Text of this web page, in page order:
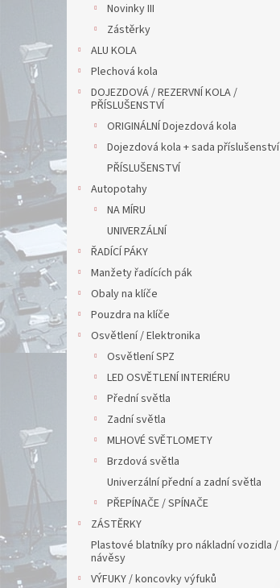
Novinky III
Zástěrky
ALU KOLA
Plechová kola
DOJEZDOVÁ / REZERVNÍ KOLA /
PŘÍSLUŠENSTVÍ
ORIGINÁLNÍ Dojezdová kola
Dojezdová kola + sada příslušenství
PŘÍSLUŠENSTVÍ
Autopotahy
NA MÍRU
UNIVERZÁLNÍ
ŘADÍCÍ PÁKY
Manžety řadících pák
Obaly na klíče
Pouzdra na klíče
Osvětlení / Elektronika
Osvětlení SPZ
LED OSVĚTLENÍ INTERIÉRU
Přední světla
Zadní světla
MLHOVÉ SVĚTLOMETY
Brzdová světla
Univerzální přední a zadní světla
PŘEPÍNAČE / SPÍNAČE
ZÁSTĚRKY
Plastové blatníky pro nákladní vozidla /
návěsy
VÝFUKY / koncovky výfuků